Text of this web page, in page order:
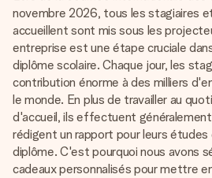
Créez quelque chose d’unique en
son prénom, votre photo ou un
Sans complications, juste tout
novembre 2026, tous les stagiaires
accueillent sont mis sous les
entreprise est une étape cruciale
diplôme scolaire. Chaque jour, les
contribution énorme à des milliers
le monde. En plus de travailler au
d'accueil, ils effectuent
rédigent un rapport pour leurs
diplôme. C'est pourquoi nous avons
cadeaux personnalisés pour mettre